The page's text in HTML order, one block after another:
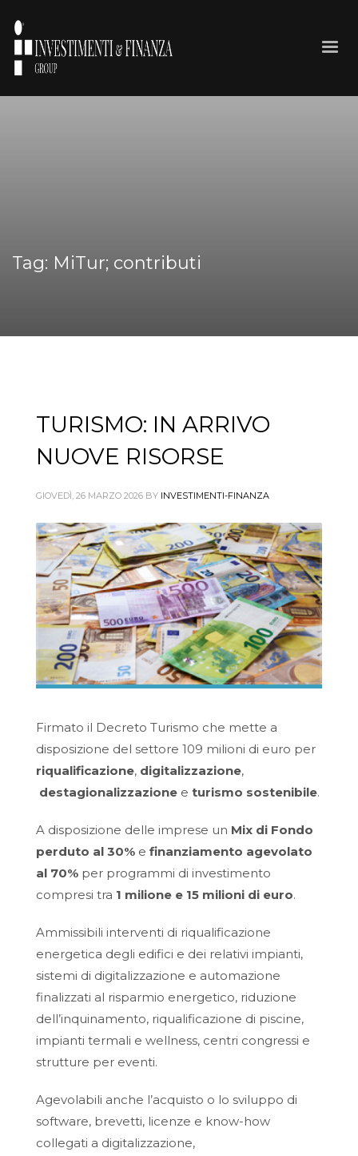
Tag: MiTur; contributi
TURISMO: IN ARRIVO
NUOVE RISORSE
GIOVEDÌ, 26 MARZO 2026 BY INVESTIMENTI-FINANZA
Firmato il Decreto Turismo che mette a
disposizione del settore 109 milioni di euro per
riqualificazione, digitalizzazione,
destagionalizzazione e turismo sostenibile.
A disposizione delle imprese un Mix di Fondo
perduto al 30% e finanziamento agevolato
al 70% per programmi di investimento
compresi tra 1 milione e 15 milioni di euro.
Ammissibili interventi di riqualificazione
energetica degli edifici e dei relativi impianti,
sistemi di digitalizzazione e automazione
finalizzati al risparmio energetico, riduzione
dell’inquinamento, riqualificazione di piscine,
impianti termali e wellness, centri congressi e
strutture per eventi.
Agevolabili anche l’acquisto o lo sviluppo di
software, brevetti, licenze e know-how
collegati a digitalizzazione,